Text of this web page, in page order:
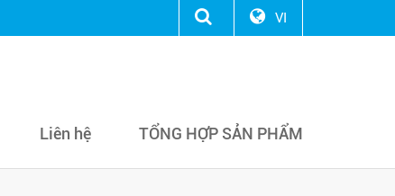
VI
Liên hệ TỔNG HỢP SẢN PHẨM